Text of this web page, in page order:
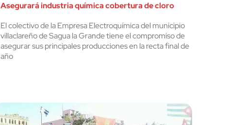
Asegurará industria química cobertura de cloro
El colectivo de la Empresa Electroquímica del municipio
villaclareño de Sagua la Grande tiene el compromiso de
asegurar sus principales producciones en la recta final de
año